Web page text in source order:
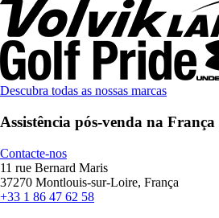
Descubra todas as nossas marcas
Assistência pós-venda na França
Contacte-nos
11 rue Bernard Maris
37270 Montlouis-sur-Loire, França
+33 1 86 47 62 58